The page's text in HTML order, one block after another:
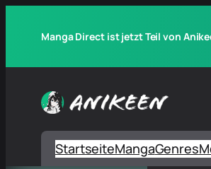
Manga Direct ist jetzt Teil von
StartseiteMangaGenres